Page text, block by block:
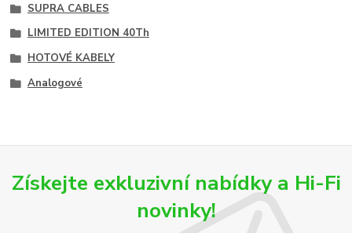
SUPRA CABLES
LIMITED EDITION 40Th
HOTOVÉ KABELY
Analogové
Získejte exkluzivní nabídky a Hi-Fi
novinky!